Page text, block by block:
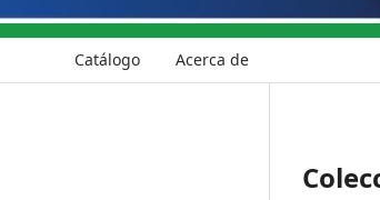
Catálogo Acerca de